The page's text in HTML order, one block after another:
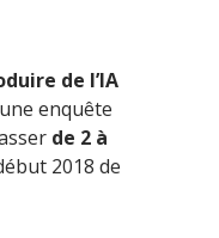
de l’IA
enquête
de 2 à
2018 de